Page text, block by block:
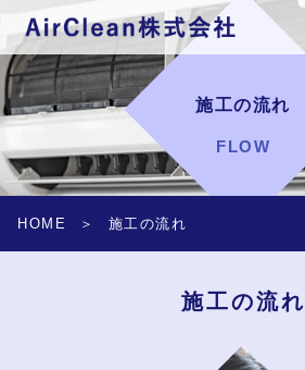
施工の流れ
FLOW
HOME 施工の流れ
施工の流れ